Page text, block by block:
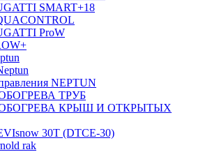
SMART+18
ProW
NEPTUN
ТРУБ
КРЫШ И ОТКРЫТЫХ
30Т (DTCE-30)
rak